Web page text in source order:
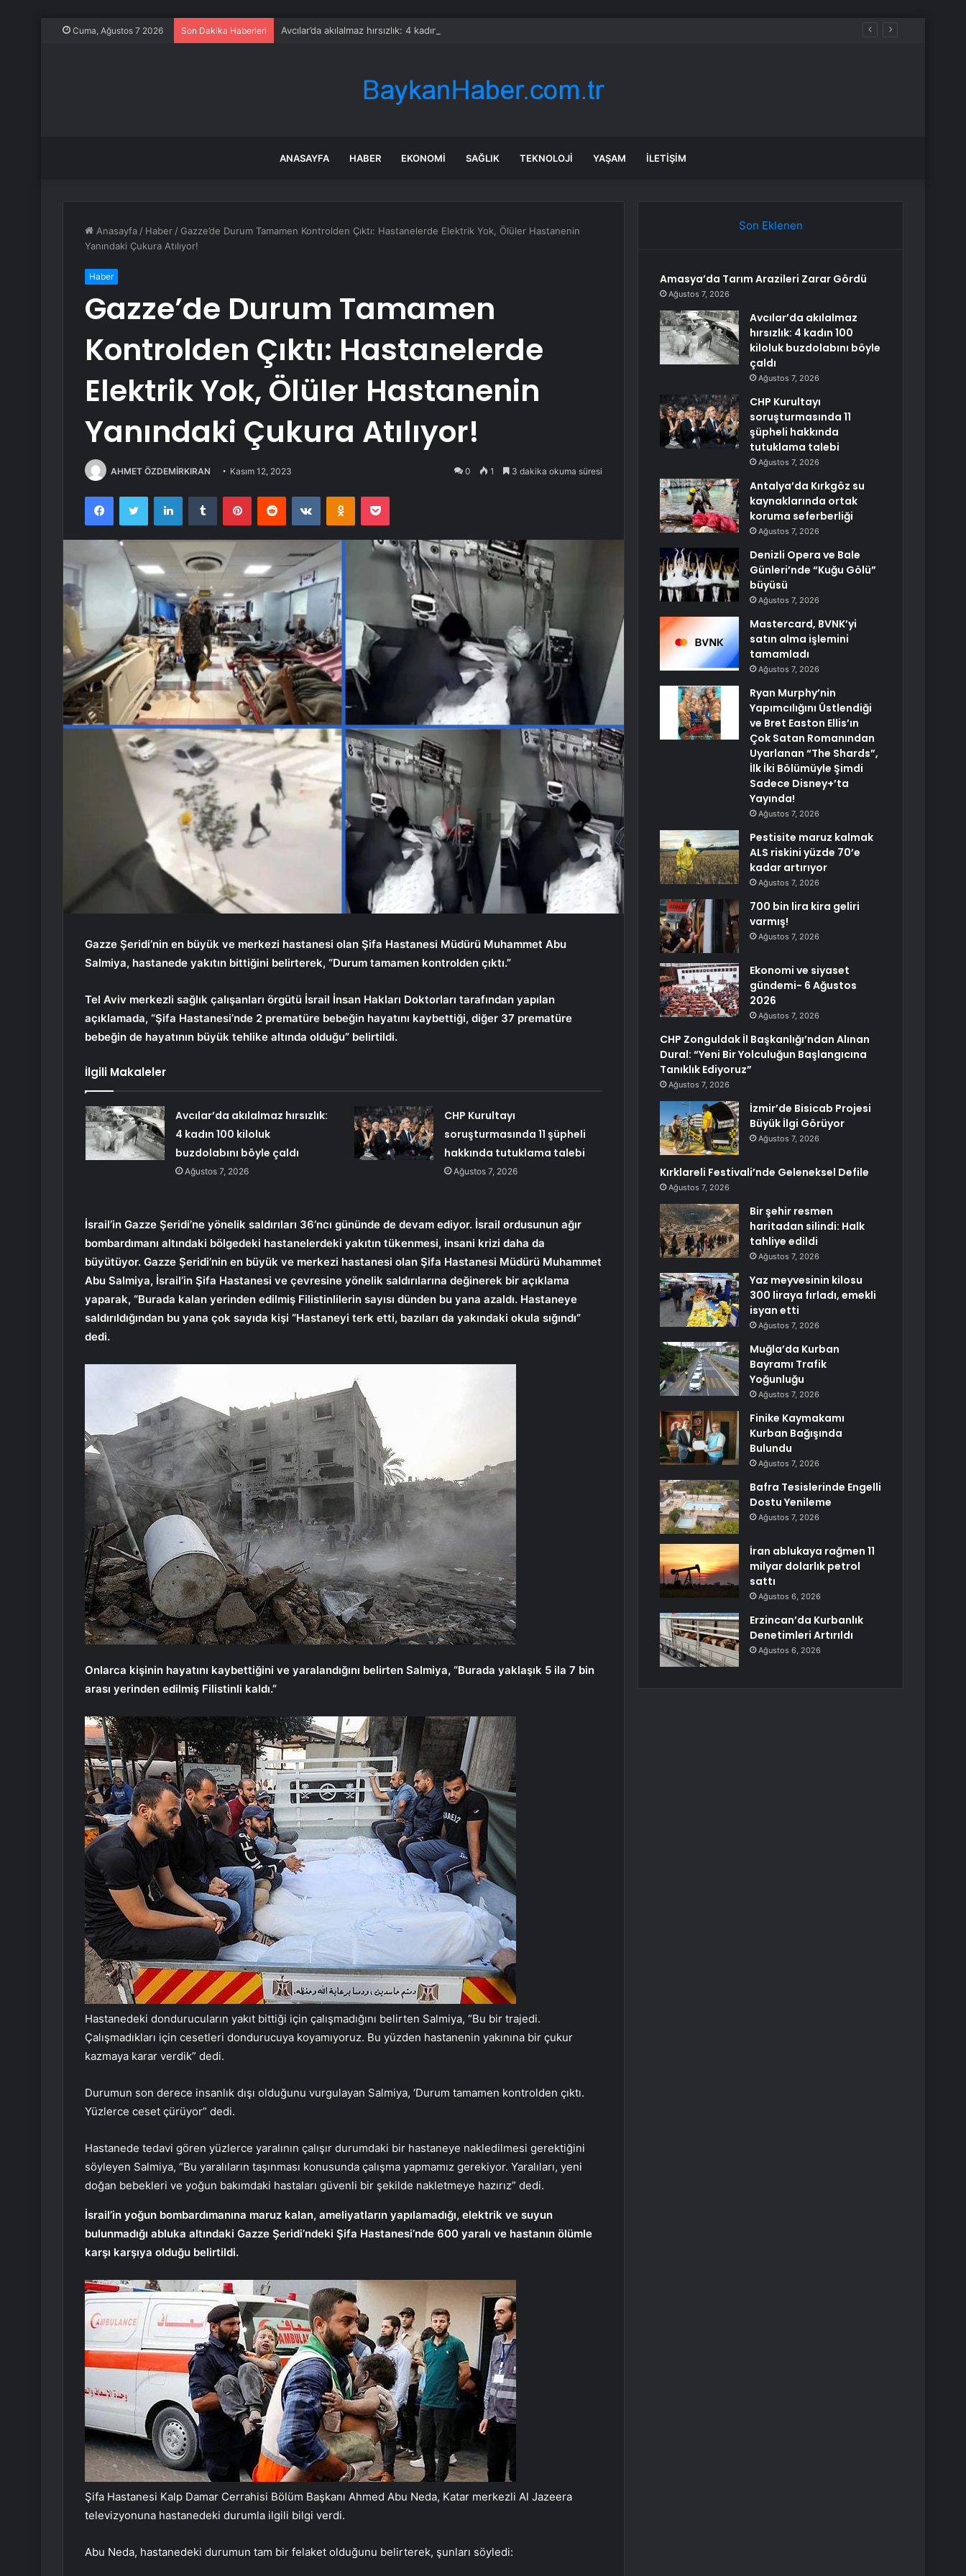
Cuma, Ağustos 7 2026 Son Dakika Haberleri Avcılar’da akılalmaz hırsızlık: 4 kadın 100 kiloluk buzdolabını böyle çaldı
ANASAYFA HABER EKONOMI SAĞLIK TEKNOLOJI YAŞAM İLETIŞIM
Anasayfa / Haber / Gazze’de Durum Tamamen Kontrolden Çıktı: Hastanelerde Elektrik Yok, Ölüler Hastanenin
Yanındaki Çukura Atılıyor!
Haber
Gazze’de Durum Tamamen
Kontrolden Çıktı: Hastanelerde
Elektrik Yok, Ölüler Hastanenin
Yanındaki Çukura Atılıyor!
AHMET ÖZDEMİRKIRAN Kasım 12, 2023 0 1 3 dakika okuma süresi
FacebookTwitter LinkedInTumblr PinterestReddit VKontakteOdnoklassniki
Pocket
Gazze Şeridi’nin en büyük ve merkezi hastanesi olan Şifa Hastanesi Müdürü Muhammet Abu
Salmiya, hastanede yakıtın bittiğini belirterek, “Durum tamamen kontrolden çıktı.”
Tel Aviv merkezli sağlık çalışanları örgütü İsrail İnsan Hakları Doktorları tarafından yapılan
açıklamada, “Şifa Hastanesi’nde 2 prematüre bebeğin hayatını kaybettiği, diğer 37 prematüre
bebeğin de hayatının büyük tehlike altında olduğu” belirtildi.
İlgili Makaleler
Avcılar’da akılalmaz hırsızlık:
4 kadın 100 kiloluk
buzdolabını böyle çaldı
Ağustos 7, 2026
CHP Kurultayı
soruşturmasında 11 şüpheli
hakkında tutuklama talebi
Ağustos 7, 2026
İsrail’in Gazze Şeridi’ne yönelik saldırıları 36’ncı gününde de devam ediyor. İsrail ordusunun ağır
bombardımanı altındaki bölgedeki hastanelerdeki yakıtın tükenmesi, insani krizi daha da
büyütüyor. Gazze Şeridi’nin en büyük ve merkezi hastanesi olan Şifa Hastanesi Müdürü Muhammet
Abu Salmiya, İsrail’in Şifa Hastanesi ve çevresine yönelik saldırılarına değinerek bir açıklama
yaparak, “Burada kalan yerinden edilmiş Filistinlilerin sayısı dünden bu yana azaldı. Hastaneye
saldırıldığından bu yana çok sayıda kişi “Hastaneyi terk etti, bazıları da yakındaki okula sığındı”
dedi.
Onlarca kişinin hayatını kaybettiğini ve yaralandığını belirten Salmiya, “Burada yaklaşık 5 ila 7 bin
arası yerinden edilmiş Filistinli kaldı.”
Hastanedeki dondurucuların yakıt bittiği için çalışmadığını belirten Salmiya, “Bu bir trajedi.
Çalışmadıkları için cesetleri dondurucuya koyamıyoruz. Bu yüzden hastanenin yakınına bir çukur
kazmaya karar verdik” dedi.
Durumun son derece insanlık dışı olduğunu vurgulayan Salmiya, ‘Durum tamamen kontrolden çıktı.
Yüzlerce ceset çürüyor” dedi.
Hastanede tedavi gören yüzlerce yaralının çalışır durumdaki bir hastaneye nakledilmesi gerektiğini
söyleyen Salmiya, “Bu yaralıların taşınması konusunda çalışma yapmamız gerekiyor. Yaralıları, yeni
doğan bebekleri ve yoğun bakımdaki hastaları güvenli bir şekilde nakletmeye hazırız” dedi.
İsrail’in yoğun bombardımanına maruz kalan, ameliyatların yapılamadığı, elektrik ve suyun
bulunmadığı abluka altındaki Gazze Şeridi’ndeki Şifa Hastanesi’nde 600 yaralı ve hastanın ölümle
karşı karşıya olduğu belirtildi.
Şifa Hastanesi Kalp Damar Cerrahisi Bölüm Başkanı Ahmed Abu Neda, Katar merkezli Al Jazeera
televizyonuna hastanedeki durumla ilgili bilgi verdi.
Abu Neda, hastanedeki durumun tam bir felaket olduğunu belirterek, şunları söyledi:
Son Eklenen
Amasya’da Tarım Arazileri Zarar Gördü
Ağustos 7, 2026
Avcılar’da akılalmaz
hırsızlık: 4 kadın 100
kiloluk buzdolabını böyle
çaldı
Ağustos 7, 2026
CHP Kurultayı
soruşturmasında 11
şüpheli hakkında
tutuklama talebi
Ağustos 7, 2026
Antalya’da Kırkgöz su
kaynaklarında ortak
koruma seferberliği
Ağustos 7, 2026
Denizli Opera ve Bale
Günleri’nde “Kuğu Gölü”
büyüsü
Ağustos 7, 2026
Mastercard, BVNK’yi
satın alma işlemini
tamamladı
Ağustos 7, 2026
Ryan Murphy’nin
Yapımcılığını Üstlendiği
ve Bret Easton Ellis’ın
Çok Satan Romanından
Uyarlanan “The Shards”,
İlk İki Bölümüyle Şimdi
Sadece Disney+’ta
Yayında!
Ağustos 7, 2026
Pestisite maruz kalmak
ALS riskini yüzde 70’e
kadar artırıyor
Ağustos 7, 2026
700 bin lira kira geliri
varmış!
Ağustos 7, 2026
Ekonomi ve siyaset
gündemi- 6 Ağustos
2026
Ağustos 7, 2026
CHP Zonguldak İl Başkanlığı’ndan Alınan
Dural: “Yeni Bir Yolculuğun Başlangıcına
Tanıklık Ediyoruz”
Ağustos 7, 2026
İzmir’de Bisicab Projesi
Büyük İlgi Görüyor
Ağustos 7, 2026
Kırklareli Festivali’nde Geleneksel Defile
Ağustos 7, 2026
Bir şehir resmen
haritadan silindi: Halk
tahliye edildi
Ağustos 7, 2026
Yaz meyvesinin kilosu
300 liraya fırladı, emekli
isyan etti
Ağustos 7, 2026
Muğla’da Kurban
Bayramı Trafik
Yoğunluğu
Ağustos 7, 2026
Finike Kaymakamı
Kurban Bağışında
Bulundu
Ağustos 7, 2026
Bafra Tesislerinde Engelli
Dostu Yenileme
Ağustos 7, 2026
İran ablukaya rağmen 11
milyar dolarlık petrol
sattı
Ağustos 6, 2026
Erzincan’da Kurbanlık
Denetimleri Artırıldı
Ağustos 6, 2026